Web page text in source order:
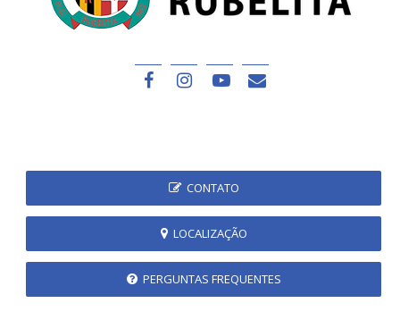
CONTATO
LOCALIZAÇÃO
PERGUNTAS FREQUENTES